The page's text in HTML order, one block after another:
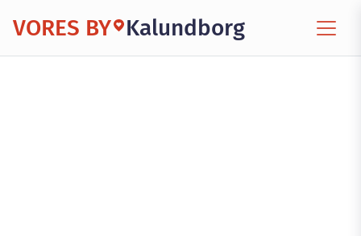
VORES BY Kalundborg